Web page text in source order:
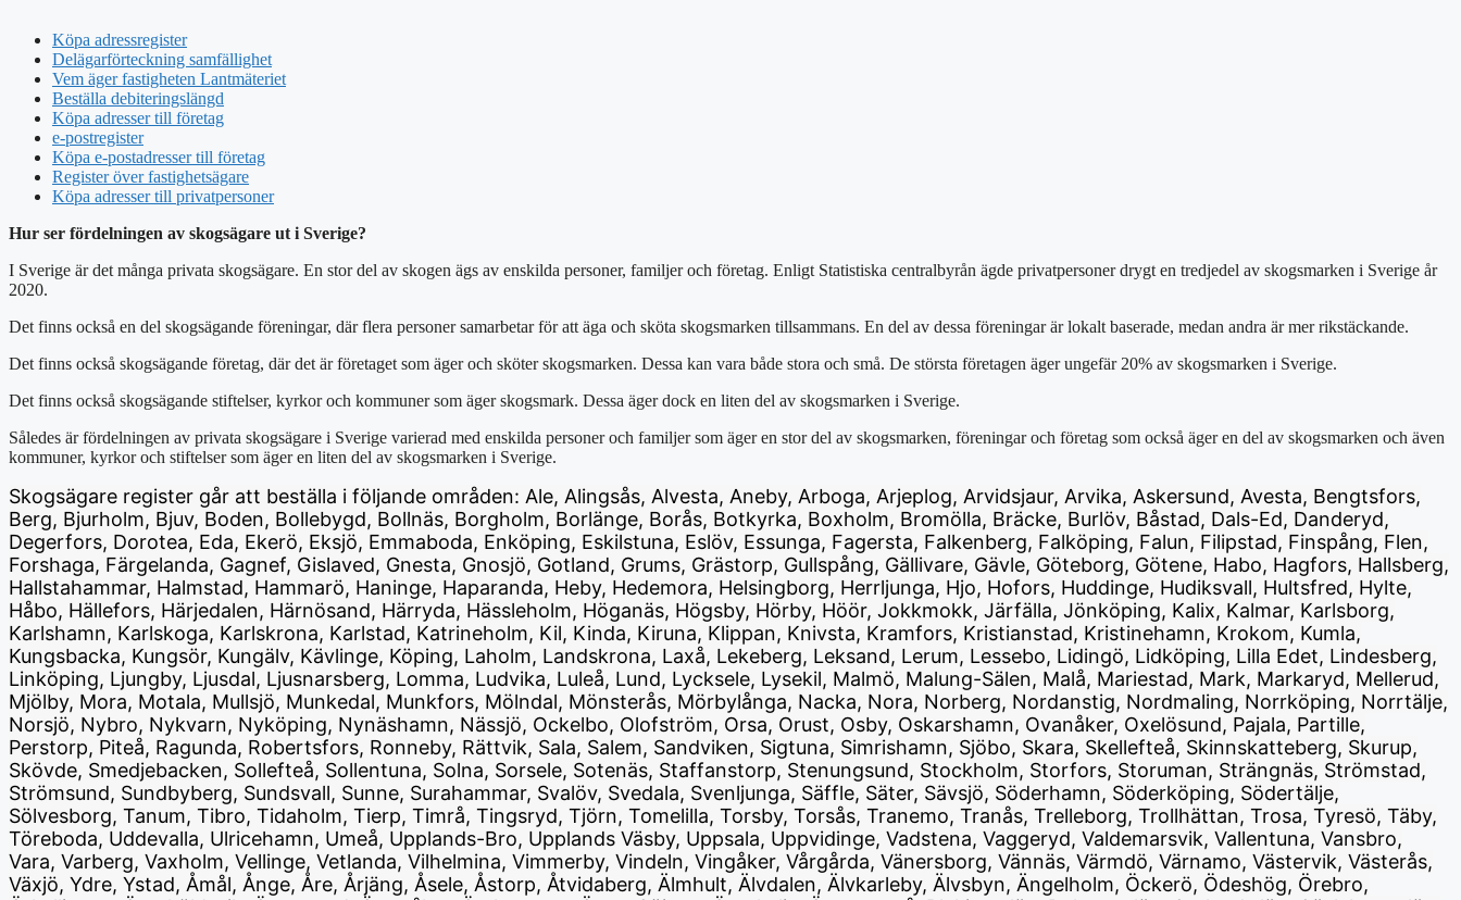
Köpa adressregister
Delägarförteckning samfällighet
Vem äger fastigheten Lantmäteriet
Beställa debiteringslängd
Köpa adresser till företag
e-postregister
Köpa e-postadresser till företag
Register över fastighetsägare
Köpa adresser till privatpersoner
Hur ser fördelningen av skogsägare ut i Sverige?
I Sverige är det många privata skogsägare. En stor del av skogen ägs av enskilda personer, familjer och företag. Enligt Statistiska centralbyrån ägde privatpersoner drygt en tredjedel av skogsmarken i Sverige år
2020.
Det finns också en del skogsägande föreningar, där flera personer samarbetar för att äga och sköta skogsmarken tillsammans. En del av dessa föreningar är lokalt baserade, medan andra är mer rikstäckande.
Det finns också skogsägande företag, där det är företaget som äger och sköter skogsmarken. Dessa kan vara både stora och små. De största företagen äger ungefär 20% av skogsmarken i Sverige.
Det finns också skogsägande stiftelser, kyrkor och kommuner som äger skogsmark. Dessa äger dock en liten del av skogsmarken i Sverige.
Således är fördelningen av privata skogsägare i Sverige varierad med enskilda personer och familjer som äger en stor del av skogsmarken, föreningar och företag som också äger en del av skogsmarken och även
kommuner, kyrkor och stiftelser som äger en liten del av skogsmarken i Sverige.
Skogsägare register går att beställa i följande områden: Ale, Alingsås, Alvesta, Aneby, Arboga, Arjeplog, Arvidsjaur, Arvika, Askersund, Avesta, Bengtsfors,
Berg, Bjurholm, Bjuv, Boden, Bollebygd, Bollnäs, Borgholm, Borlänge, Borås, Botkyrka, Boxholm, Bromölla, Bräcke, Burlöv, Båstad, Dals-Ed, Danderyd,
Degerfors, Dorotea, Eda, Ekerö, Eksjö, Emmaboda, Enköping, Eskilstuna, Eslöv, Essunga, Fagersta, Falkenberg, Falköping, Falun, Filipstad, Finspång, Flen,
Forshaga, Färgelanda, Gagnef, Gislaved, Gnesta, Gnosjö, Gotland, Grums, Grästorp, Gullspång, Gällivare, Gävle, Göteborg, Götene, Habo, Hagfors, Hallsberg,
Hallstahammar, Halmstad, Hammarö, Haninge, Haparanda, Heby, Hedemora, Helsingborg, Herrljunga, Hjo, Hofors, Huddinge, Hudiksvall, Hultsfred, Hylte,
Håbo, Hällefors, Härjedalen, Härnösand, Härryda, Hässleholm, Höganäs, Högsby, Hörby, Höör, Jokkmokk, Järfälla, Jönköping, Kalix, Kalmar, Karlsborg,
Karlshamn, Karlskoga, Karlskrona, Karlstad, Katrineholm, Kil, Kinda, Kiruna, Klippan, Knivsta, Kramfors, Kristianstad, Kristinehamn, Krokom, Kumla,
Kungsbacka, Kungsör, Kungälv, Kävlinge, Köping, Laholm, Landskrona, Laxå, Lekeberg, Leksand, Lerum, Lessebo, Lidingö, Lidköping, Lilla Edet, Lindesberg,
Linköping, Ljungby, Ljusdal, Ljusnarsberg, Lomma, Ludvika, Luleå, Lund, Lycksele, Lysekil, Malmö, Malung-Sälen, Malå, Mariestad, Mark, Markaryd, Mellerud,
Mjölby, Mora, Motala, Mullsjö, Munkedal, Munkfors, Mölndal, Mönsterås, Mörbylånga, Nacka, Nora, Norberg, Nordanstig, Nordmaling, Norrköping, Norrtälje,
Norsjö, Nybro, Nykvarn, Nyköping, Nynäshamn, Nässjö, Ockelbo, Olofström, Orsa, Orust, Osby, Oskarshamn, Ovanåker, Oxelösund, Pajala, Partille,
Perstorp, Piteå, Ragunda, Robertsfors, Ronneby, Rättvik, Sala, Salem, Sandviken, Sigtuna, Simrishamn, Sjöbo, Skara, Skellefteå, Skinnskatteberg, Skurup,
Skövde, Smedjebacken, Sollefteå, Sollentuna, Solna, Sorsele, Sotenäs, Staffanstorp, Stenungsund, Stockholm, Storfors, Storuman, Strängnäs, Strömstad,
Strömsund, Sundbyberg, Sundsvall, Sunne, Surahammar, Svalöv, Svedala, Svenljunga, Säffle, Säter, Sävsjö, Söderhamn, Söderköping, Södertälje,
Sölvesborg, Tanum, Tibro, Tidaholm, Tierp, Timrå, Tingsryd, Tjörn, Tomelilla, Torsby, Torsås, Tranemo, Tranås, Trelleborg, Trollhättan, Trosa, Tyresö, Täby,
Töreboda, Uddevalla, Ulricehamn, Umeå, Upplands-Bro, Upplands Väsby, Uppsala, Uppvidinge, Vadstena, Vaggeryd, Valdemarsvik, Vallentuna, Vansbro,
Vara, Varberg, Vaxholm, Vellinge, Vetlanda, Vilhelmina, Vimmerby, Vindeln, Vingåker, Vårgårda, Vänersborg, Vännäs, Värmdö, Värnamo, Västervik, Västerås,
Växjö, Ydre, Ystad, Åmål, Ånge, Åre, Årjäng, Åsele, Åstorp, Åtvidaberg, Älmhult, Älvdalen, Älvkarleby, Älvsbyn, Ängelholm, Öckerö, Ödeshög, Örebro,